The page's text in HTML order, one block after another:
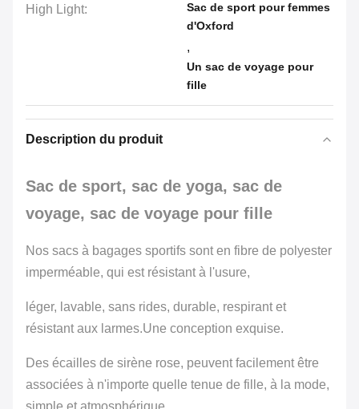
High Light:
Sac de sport pour femmes
d'Oxford
,
Un sac de voyage pour
fille
Description du produit
Sac de sport, sac de yoga, sac de
voyage, sac de voyage pour fille
Nos sacs à bagages sportifs sont en fibre de polyester
imperméable, qui est résistant à l'usure,
léger, lavable, sans rides, durable, respirant et
résistant aux larmes.Une conception exquise.
Des écailles de sirène rose, peuvent facilement être
associées à n'importe quelle tenue de fille, à la mode,
simple et atmosphérique.